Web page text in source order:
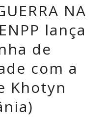
NA
lança
de
com a
Khotyn